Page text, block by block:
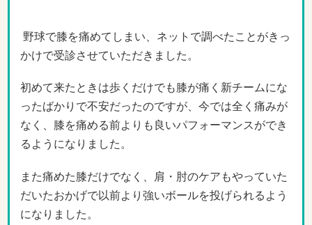
野球で膝を痛めてしまい、ネットで調べたことがきっ
かけで受診させていただきました。
初めて来たときは歩くだけでも膝が痛く新チームにな
ったばかりで不安だったのですが、今では全く痛みが
なく、膝を痛める前よりも良いパフォーマンスができ
るようになりました。
また痛めた膝だけでなく、肩・肘のケアもやっていた
だいたおかげで以前より強いボールを投げられるよう
になりました。